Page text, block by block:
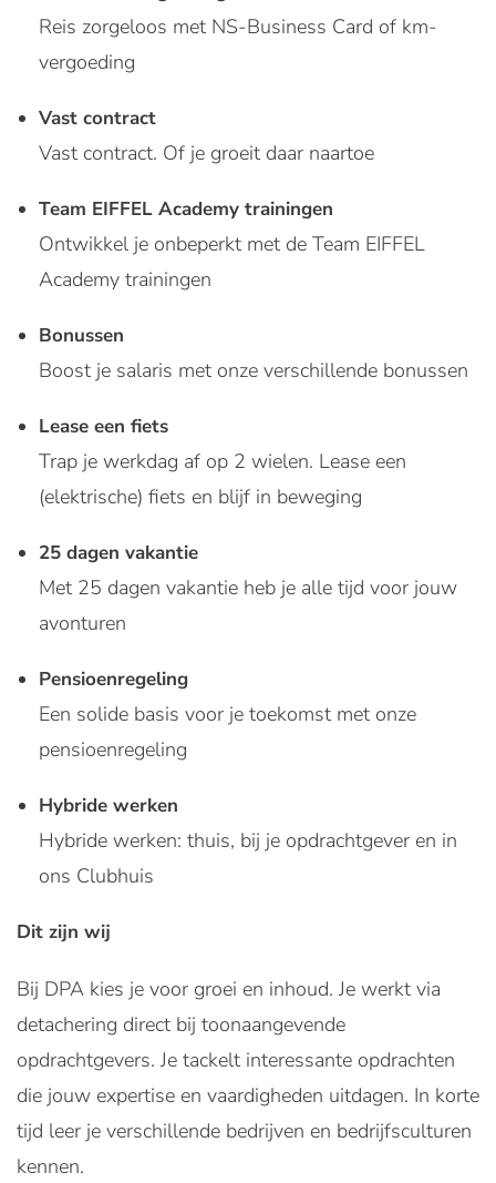
Reis zorgeloos met NS-Business Card of km-
vergoeding
Vast contract
Vast contract. Of je groeit daar naartoe
Team EIFFEL Academy trainingen
Ontwikkel je onbeperkt met de Team EIFFEL
Academy trainingen
Bonussen
Boost je salaris met onze verschillende bonussen
Lease een fiets
Trap je werkdag af op 2 wielen. Lease een
(elektrische) fiets en blijf in beweging
25 dagen vakantie
Met 25 dagen vakantie heb je alle tijd voor jouw
avonturen
Pensioenregeling
Een solide basis voor je toekomst met onze
pensioenregeling
Hybride werken
Hybride werken: thuis, bij je opdrachtgever en in
ons Clubhuis
Dit zijn wij
Bij DPA kies je voor groei en inhoud. Je werkt via
detachering direct bij toonaangevende
opdrachtgevers. Je tackelt interessante opdrachten
die jouw expertise en vaardigheden uitdagen. In korte
tijd leer je verschillende bedrijven en bedrijfsculturen
kennen.